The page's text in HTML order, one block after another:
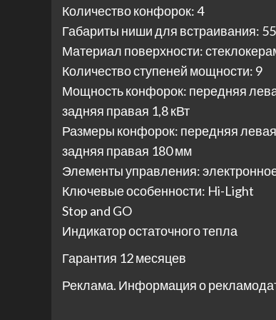
Количество конфорок: 4
Габариты ниши для встраивания:
Материал поверхности:
Количество ступеней мощности: 9
Мощность конфорок: передняя
задняя правая 1,8 кВт
Размеры конфорок: передняя
задняя правая 180 мм
Элементы управления:
Ключевые особенности: Hi-Light
Stop and GO
Индикатор остаточного тепла
Гарантия 12 месяцев
Реклама. Информация о